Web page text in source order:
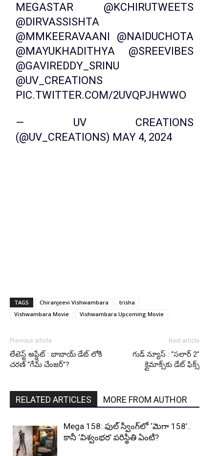
MEGASTAR @KCHIRUTWEETS
@DIRVASSISHTA
@MMKEERAVAANI
@NAIDUCHOTA
@MAYUKHADITHYA
@SREEVIBES
@GAVIREDDY_SRINU
@UV_CREATIONS
PIC.TWITTER.COM/2UVQPJHWWO
— UV CREATIONS
(@UV_CREATIONS) MAY 4, 2024
TAGS Chiranjeevi Vishwambara
trisha
Vishwambara Movie
Vishwambara Upcoming Movie
Previous article
లేటెస్ట్ అప్డేట్ : బాబాయ్ డేట్ లోకి
చరణ్ “గేమ్ చేంజర్”?
Next article
గుడ్ న్యూస్ : “సలార్ 2”
క్లైమాక్స్‌కు డేట్ ఫిక్స్
RELATED ARTICLES MORE FROM AUTHOR
Mega 158: ఫుల్ స్వింగ్‌లో ‘మెగా 158’..
కానీ ‘విశ్వంభర’ పరిస్థితి ఏంటి?